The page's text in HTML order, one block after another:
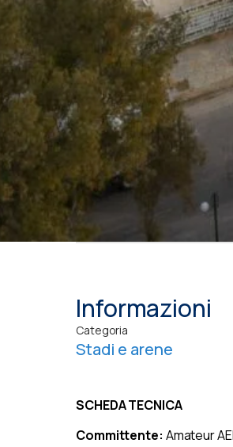
Informazioni
Categoria
Stadi e arene
SCHEDA TECNICA
Committente: Amateur